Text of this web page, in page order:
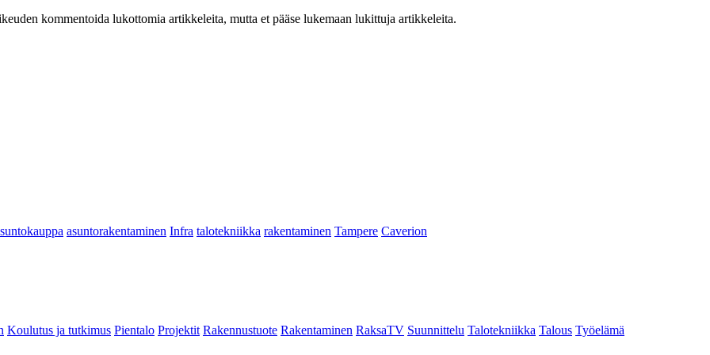
kommentoida lukottomia artikkeleita, mutta et pääse lukemaan lukittuja artikkeleita.
asuntorakentaminen Infra talotekniikka rakentaminen Tampere Caverion
Koulutus ja tutkimus Pientalo Projektit Rakennustuote Rakentaminen RaksaTV Suunnittelu Talotekniikka Talous Työelämä